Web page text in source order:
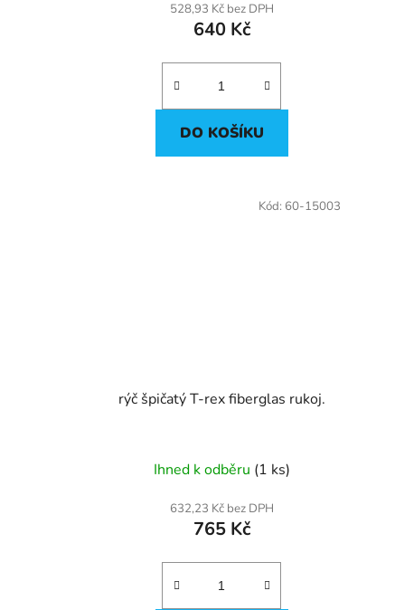
528,93 Kč bez DPH
640 Kč
DO KOŠÍKU
rýč špičatý T-rex fiberglas rukoj.
Ihned k odběru (1 ks)
632,23 Kč bez DPH
765 Kč
Kód: 60-15003